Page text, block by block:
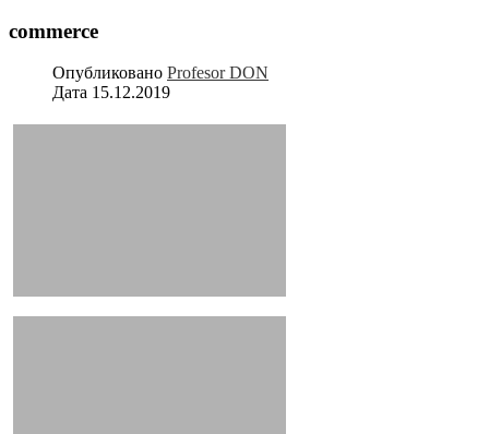
commerce
Опубликовано Profesor DON
Дата 15.12.2019